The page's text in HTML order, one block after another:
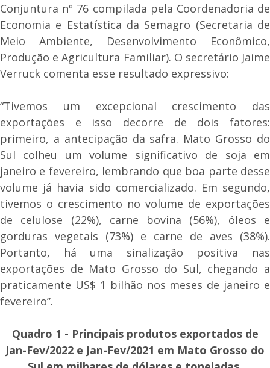
Conjuntura nº 76 compilada pela Coordenadoria de
Economia e Estatística da Semagro (Secretaria de
Meio Ambiente, Desenvolvimento Econômico,
Produção e Agricultura Familiar). O secretário Jaime
Verruck comenta esse resultado expressivo:
“Tivemos um excepcional crescimento das
exportações e isso decorre de dois fatores:
primeiro, a antecipação da safra. Mato Grosso do
Sul colheu um volume significativo de soja em
janeiro e fevereiro, lembrando que boa parte desse
volume já havia sido comercializado. Em segundo,
tivemos o crescimento no volume de exportações
de celulose (22%), carne bovina (56%), óleos e
gorduras vegetais (73%) e carne de aves (38%).
Portanto, há uma sinalização positiva nas
exportações de Mato Grosso do Sul, chegando a
praticamente US$ 1 bilhão nos meses de janeiro e
fevereiro”.
Quadro 1 - Principais produtos exportados de
Jan-Fev/2022 e Jan-Fev/2021 em Mato Grosso do